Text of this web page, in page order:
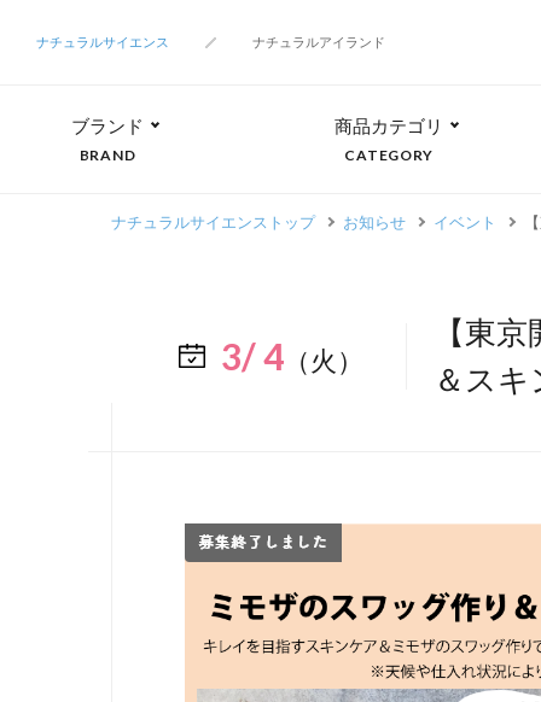
ナチュラルサイエンス ナチュラルアイランド
ブランド
BRAND
商品カテゴリ
CATEGORY
ナチュラルサイエンストップ お知らせ イベント
3/ 4 （火）
【東
＆ス